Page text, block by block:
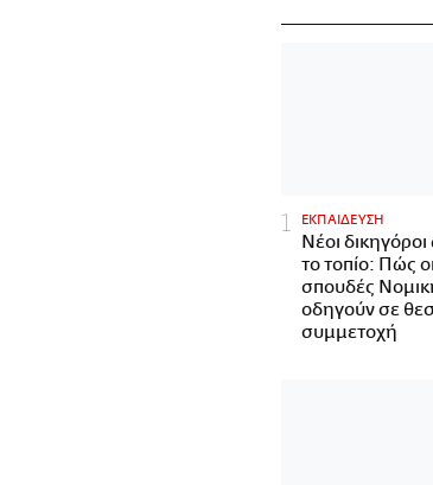
ΕΚΠΑΙΔΕΥΣΗ
Νέοι
το τοπίο: Πώς οι
σπουδές
οδηγούν σε
συμμετοχή